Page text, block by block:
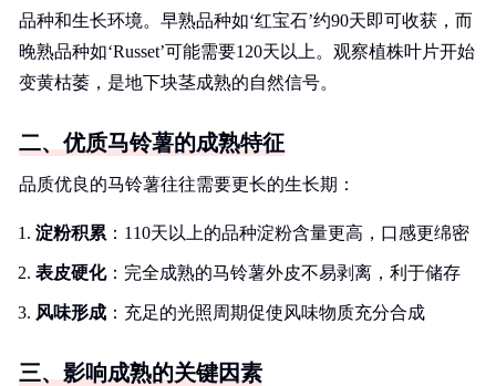
品种和生长环境。早熟品种如‘红宝石’约90天即可收获，而
晚熟品种如‘Russet’可能需要120天以上。观察植株叶片开始
变黄枯萎，是地下块茎成熟的自然信号。
二、优质马铃薯的成熟特征
品质优良的马铃薯往往需要更长的生长期：
淀粉积累 ：110天以上的品种淀粉含量更高，口感更绵密
表皮硬化：完全成熟的马铃薯外皮不易剥离，利于储存
风味形成 ：充足的光照周期促使风味物质充分合成
三、影响成熟的关键因素